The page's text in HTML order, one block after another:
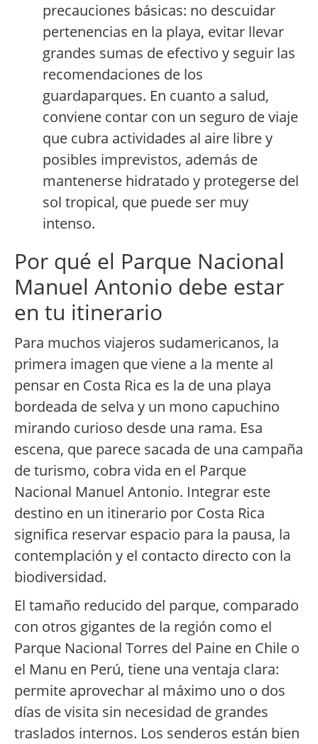
precauciones básicas: no descuidar
pertenencias en la playa, evitar llevar
grandes sumas de efectivo y seguir las
recomendaciones de los
guardaparques. En cuanto a salud,
conviene contar con un seguro de viaje
que cubra actividades al aire libre y
posibles imprevistos, además de
mantenerse hidratado y protegerse del
sol tropical, que puede ser muy
intenso.
Por qué el Parque Nacional
Manuel Antonio debe estar
en tu itinerario
Para muchos viajeros sudamericanos, la
primera imagen que viene a la mente al
pensar en Costa Rica es la de una playa
bordeada de selva y un mono capuchino
mirando curioso desde una rama. Esa
escena, que parece sacada de una campaña
de turismo, cobra vida en el Parque
Nacional Manuel Antonio. Integrar este
destino en un itinerario por Costa Rica
significa reservar espacio para la pausa, la
contemplación y el contacto directo con la
biodiversidad.
El tamaño reducido del parque, comparado
con otros gigantes de la región como el
Parque Nacional Torres del Paine en Chile o
el Manu en Perú, tiene una ventaja clara:
permite aprovechar al máximo uno o dos
días de visita sin necesidad de grandes
traslados internos. Los senderos están bien